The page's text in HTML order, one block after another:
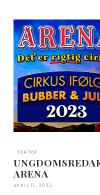
TEATER
ARENA
APRIL 11, 2023